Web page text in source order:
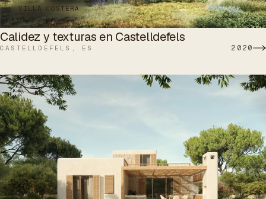
VILLA COSTERA
Calidez y texturas en Castelldefels
CASTELLDEFELS, ES 2020